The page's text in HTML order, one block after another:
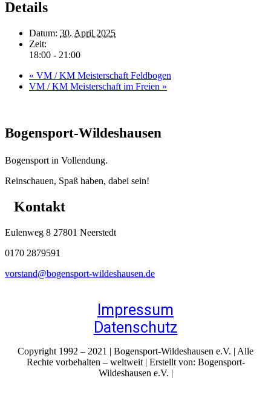
Details
Datum: 30. April 2025
Zeit:
18:00 - 21:00
« VM / KM Meisterschaft Feldbogen
VM / KM Meisterschaft im Freien »
Bogensport-Wildeshausen
Bogensport in Vollendung.
Reinschauen, Spaß haben, dabei sein!
Kontakt
Eulenweg 8 27801 Neerstedt
0170 2879591
vorstand@bogensport-wildeshausen.de
Impressum
Datenschutz
Copyright 1992 – 2021 | Bogensport-Wildeshausen e.V. | Alle
Rechte vorbehalten – weltweit | Erstellt von: Bogensport-
Wildeshausen e.V. |